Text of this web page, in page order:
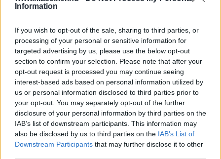
Information
If you wish to opt-out of the sale, sharing to third parties, or
processing of your personal or sensitive information for
targeted advertising by us, please use the below opt-out
section to confirm your selection. Please note that after your
opt-out request is processed you may continue seeing
interest-based ads based on personal information utilized by
us or personal information disclosed to third parties prior to
your opt-out. You may separately opt-out of the further
disclosure of your personal information by third parties on the
IAB’s list of downstream participants. This information may
also be disclosed by us to third parties on the IAB’s List of
Downstream Participants that may further disclose it to other
Gasa (3)
Klassiker 1/2007
TIDNINGEN 1 februari 2007 UTE I HANDELN 2 FEBRUARI
Gasa (2)
Klassiker 9-10/2006
TIDNINGEN 8 december 2006 Extra fett dubbelnummer med
Amazon som huvudtema. Vi har dokumenterat
närmare 200 svenska överlevare av den klassiska modellen